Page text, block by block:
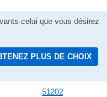
celui que vous désirez
PLUS DE CHOIX
51202